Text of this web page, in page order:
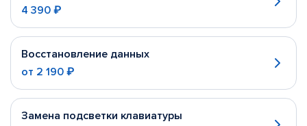
4 390 ₽
Восстановление данных
от 2 190 ₽
Замена подсветки клавиатуры